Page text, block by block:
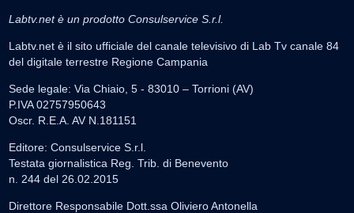
Labtv.net è un prodotto Consulservice S.r.l.
Labtv.net è il sito ufficiale del canale televisivo di Lab Tv canale 84
del digitale terrestre Regione Campania
Sede legale: Via Chiaio, 5 - 83010 – Torrioni (AV)
P.IVA 02757950643
Oscr. R.E.A. AV N.181151
Editore: Consulservice S.r.l.
Testata giornalistica Reg. Trib. di Benevento
n. 244 del 26.02.2015
Direttore Responsabile Dott.ssa Oliviero Antonella